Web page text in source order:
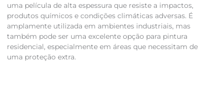
uma película de alta espessura que resiste a impactos,
produtos químicos e condições climáticas adversas. É
amplamente utilizada em ambientes industriais, mas
também pode ser uma excelente opção para pintura
residencial, especialmente em áreas que necessitam de
uma proteção extra.